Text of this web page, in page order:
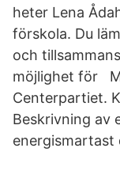
heter Lena
förskola. Du
och
möjlighet för
Centerpartiet.
Beskrivning av
energismartast